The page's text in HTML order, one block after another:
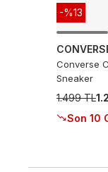
-%13
Converse
Sneaker
1.499 TL
Son 10